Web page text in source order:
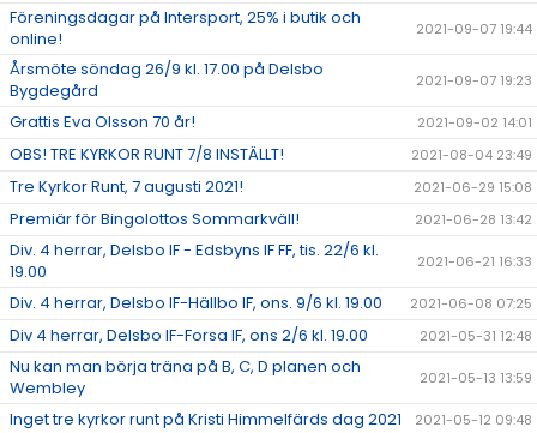
Föreningsdagar på Intersport, 25% i butik och
online!
2021-09-07 19:44
Årsmöte söndag 26/9 kl. 17.00 på Delsbo
Bygdegård
2021-09-07 19:23
Grattis Eva Olsson 70 år! 2021-09-02 14:01
OBS! TRE KYRKOR RUNT 7/8 INSTÄLLT! 2021-08-04 23:49
Tre Kyrkor Runt, 7 augusti 2021! 2021-06-29 15:08
Premiär för Bingolottos Sommarkväll! 2021-06-28 13:42
Div. 4 herrar, Delsbo IF - Edsbyns IF FF, tis. 22/6 kl.
19.00
2021-06-21 16:33
Div. 4 herrar, Delsbo IF-Hällbo IF, ons. 9/6 kl. 19.00 2021-06-08 07:25
Div 4 herrar, Delsbo IF-Forsa IF, ons 2/6 kl. 19.00 2021-05-31 12:48
Nu kan man börja träna på B, C, D planen och
Wembley
2021-05-13 13:59
Inget tre kyrkor runt på Kristi Himmelfärds dag 2021 2021-05-12 09:48